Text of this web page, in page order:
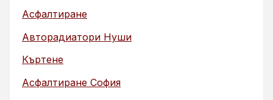
Асфалтиране
Авторадиатори Нуши
Къртене
Асфалтиране София